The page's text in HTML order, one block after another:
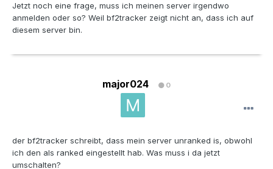
Jetzt noch eine frage, muss ich meinen server irgendwo
anmelden oder so? Weil bf2tracker zeigt nicht an, dass ich auf
diesem server bin.
major024 0
der bf2tracker schreibt, dass mein server unranked is, obwohl
ich den als ranked eingestellt hab. Was muss i da jetzt
umschalten?